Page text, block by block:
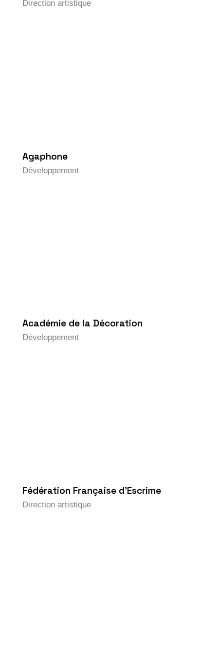
Direction artistique
Agaphone
Développement
Académie de la Décoration
Développement
Fédération Française d’Escrime
Direction artistique